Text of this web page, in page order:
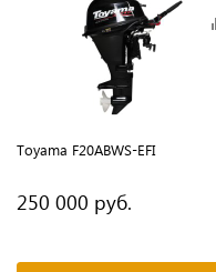
Toyama F20ABWS-EFI
250 000 руб.